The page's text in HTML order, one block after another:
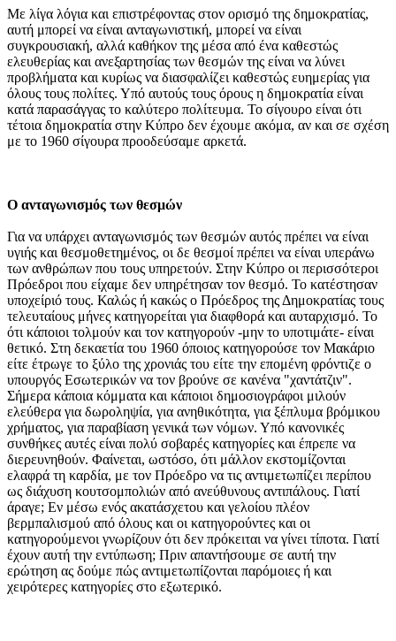
Με λίγα λόγια και επιστρέφοντας στον ορισμό της δημοκρατίας,
αυτή μπορεί να είναι ανταγωνιστική, μπορεί να είναι
συγκρουσιακή, αλλά καθήκον της μέσα από ένα καθεστώς
ελευθερίας και ανεξαρτησίας των θεσμών της είναι να λύνει
προβλήματα και κυρίως να διασφαλίζει καθεστώς ευημερίας για
όλους τους πολίτες. Υπό αυτούς τους όρους η δημοκρατία είναι
κατά παρασάγγας το καλύτερο πολίτευμα. Το σίγουρο είναι ότι
τέτοια δημοκρατία στην Κύπρο δεν έχουμε ακόμα, αν και σε σχέση
με το 1960 σίγουρα προοδεύσαμε αρκετά.
Ο ανταγωνισμός των θεσμών
Για να υπάρχει ανταγωνισμός των θεσμών αυτός πρέπει να είναι
υγιής και θεσμοθετημένος, οι δε θεσμοί πρέπει να είναι υπεράνω
των ανθρώπων που τους υπηρετούν. Στην Κύπρο οι περισσότεροι
Πρόεδροι που είχαμε δεν υπηρέτησαν τον θεσμό. Το κατέστησαν
υποχείριό τους. Καλώς ή κακώς ο Πρόεδρος της Δημοκρατίας τους
τελευταίους μήνες κατηγορείται για διαφθορά και αυταρχισμό. Το
ότι κάποιοι τολμούν και τον κατηγορούν -μην το υποτιμάτε- είναι
θετικό. Στη δεκαετία του 1960 όποιος κατηγορούσε τον Μακάριο
είτε έτρωγε το ξύλο της χρονιάς του είτε την επομένη φρόντιζε ο
υπουργός Εσωτερικών να τον βρούνε σε κανένα "χαντάτζιν".
Σήμερα κάποια κόμματα και κάποιοι δημοσιογράφοι μιλούν
ελεύθερα για δωροληψία, για ανηθικότητα, για ξέπλυμα βρόμικου
χρήματος, για παραβίαση γενικά των νόμων. Υπό κανονικές
συνθήκες αυτές είναι πολύ σοβαρές κατηγορίες και έπρεπε να
διερευνηθούν. Φαίνεται, ωστόσο, ότι μάλλον εκστομίζονται
ελαφρά τη καρδία, με τον Πρόεδρο να τις αντιμετωπίζει περίπου
ως διάχυση κουτσομπολιών από ανεύθυνους αντιπάλους. Γιατί
άραγε; Εν μέσω ενός ακατάσχετου και γελοίου πλέον
βερμπαλισμού από όλους και οι κατηγορούντες και οι
κατηγορούμενοι γνωρίζουν ότι δεν πρόκειται να γίνει τίποτα. Γιατί
έχουν αυτή την εντύπωση; Πριν απαντήσουμε σε αυτή την
ερώτηση ας δούμε πώς αντιμετωπίζονται παρόμοιες ή και
χειρότερες κατηγορίες στο εξωτερικό.